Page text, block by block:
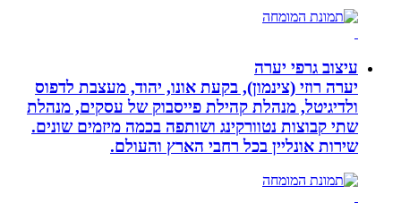
עיצוב גרפי יערה
יערה רוזי (צינמון), בקעת אונו, יהוד, מעצבת לדפוס
ולדיגיטל, מנהלת קהילת פייסבוק של עסקים, מנהלת
שתי קבוצות נטוורקינג ושותפה בכמה מיזמים שונים.
שירות אונליין בכל רחבי הארץ והעולם.